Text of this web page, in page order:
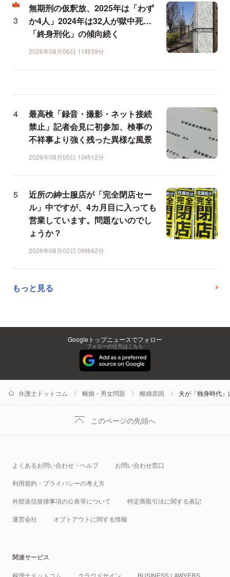
無期刑の仮釈放、2025年は「わず
か4人」2024年は32人が獄中死…
「終身刑化」の傾向続く
2026年08月06日 11時39分
最高検「録音・撮影・ネット接続
禁止」記者会見に初参加、検事の
不祥事より強く残った異様な風景
2026年08月05日 10時12分
近所の紳士服店が「完全閉店セー
ル」中ですが、4カ月目に入っても
営業しています。問題ないのでし
ょうか？
2026年08月02日 09時42分
もっと見る
Googleトップニュースでフォロー
フォローの仕方はこちら
弁護士ドットコム 離婚・男女問題 離婚原因 夫が「独身時代
このページの先頭へ
よくあるお問い合わせ・ヘルプ お問い合わせ窓口
利用規約・プライバシーの考え方
外部送信規律事項の公表等について 特定商取引法に関する表記
運営会社 オプトアウトに関する情報
関連サービス